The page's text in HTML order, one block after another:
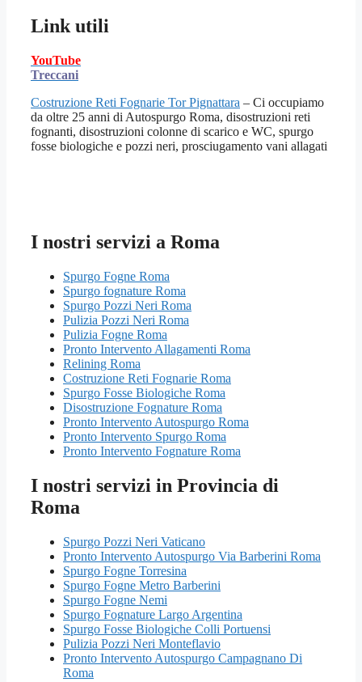
Link utili
YouTube
Treccani
Costruzione Reti Fognarie Tor Pignattara – Ci occupiamo
da oltre 25 anni di Autospurgo Roma, disostruzioni reti
fognanti, disostruzioni colonne di scarico e WC, spurgo
fosse biologiche e pozzi neri, prosciugamento vani allagati
I nostri servizi a Roma
Spurgo Fogne Roma
Spurgo fognature Roma
Spurgo Pozzi Neri Roma
Pulizia Pozzi Neri Roma
Pulizia Fogne Roma
Pronto Intervento Allagamenti Roma
Relining Roma
Costruzione Reti Fognarie Roma
Spurgo Fosse Biologiche Roma
Disostruzione Fognature Roma
Pronto Intervento Autospurgo Roma
Pronto Intervento Spurgo Roma
Pronto Intervento Fognature Roma
I nostri servizi in Provincia di
Roma
Spurgo Pozzi Neri Vaticano
Pronto Intervento Autospurgo Via Barberini Roma
Spurgo Fogne Torresina
Spurgo Fogne Metro Barberini
Spurgo Fogne Nemi
Spurgo Fognature Largo Argentina
Spurgo Fosse Biologiche Colli Portuensi
Pulizia Pozzi Neri Monteflavio
Pronto Intervento Autospurgo Campagnano Di
Roma